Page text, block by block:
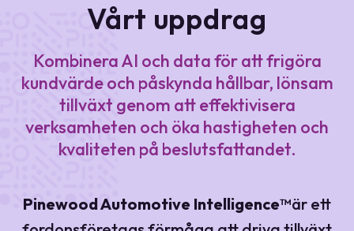
Vårt uppdrag
Kombinera AI och data för att frigöra
kundvärde och påskynda hållbar, lönsam
tillväxt genom att effektivisera
verksamheten och öka hastigheten och
kvaliteten på beslutsfattandet.
Pinewood Automotive Intelligence™är ett